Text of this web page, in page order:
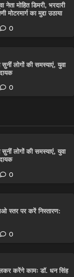
मोहित डिमरी, भरदारी
का मुद्दा उठाया
0
लोगों की समस्याएं, युवा
0
लोगों की समस्याएं, युवा
0
स्तर पर करें निस्तारण:
0
करेंगे कामः डाॅ. धन सिंह